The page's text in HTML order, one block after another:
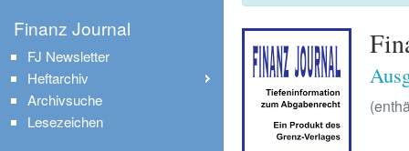
Finanz Journal
FJ Newsletter
Heftarchiv
Archivsuche
Lesezeichen